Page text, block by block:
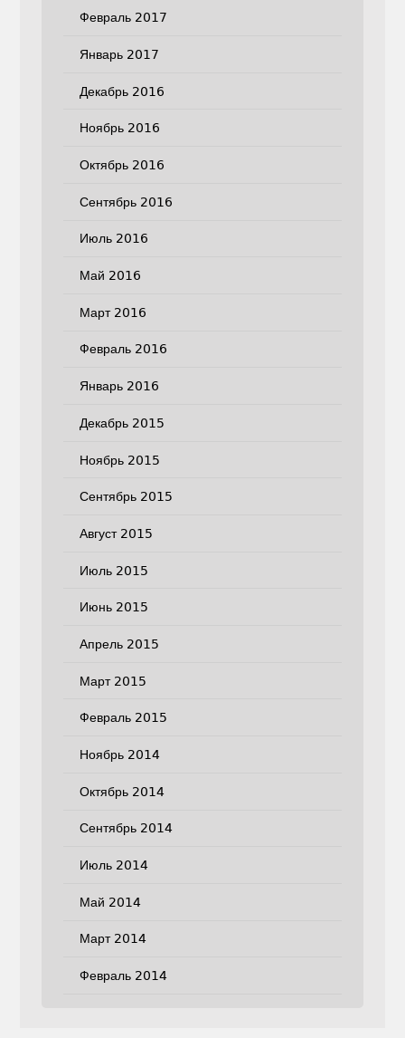
Февраль 2017
Январь 2017
Декабрь 2016
Ноябрь 2016
Октябрь 2016
Сентябрь 2016
Июль 2016
Май 2016
Март 2016
Февраль 2016
Январь 2016
Декабрь 2015
Ноябрь 2015
Сентябрь 2015
Август 2015
Июль 2015
Июнь 2015
Апрель 2015
Март 2015
Февраль 2015
Ноябрь 2014
Октябрь 2014
Сентябрь 2014
Июль 2014
Май 2014
Март 2014
Февраль 2014